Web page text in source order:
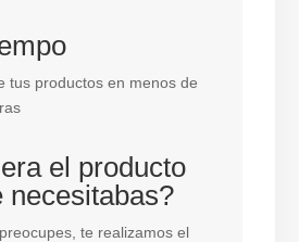
tus productos en menos de
el producto
necesitabas?
te realizamos el